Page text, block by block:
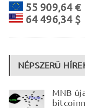
55 909,64 €
64 496,34 $
NÉPSZERŰ
MNB